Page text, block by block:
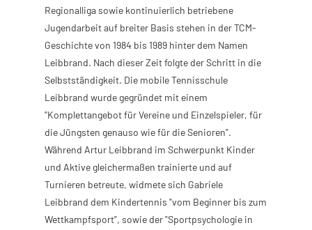
Regionalliga sowie kontinuierlich betriebene
Jugendarbeit auf breiter Basis stehen in der TCM-
Geschichte von 1984 bis 1989 hinter dem Namen
Leibbrand. Nach dieser Zeit folgte der Schritt in die
Selbstständigkeit. Die mobile Tennisschule
Leibbrand wurde gegründet mit einem
"Komplettangebot für Vereine und Einzelspieler, für
die Jüngsten genauso wie für die Senioren".
Während Artur Leibbrand im Schwerpunkt Kinder
und Aktive gleichermaßen trainierte und auf
Turnieren betreute, widmete sich Gabriele
Leibbrand dem Kindertennis "vom Beginner bis zum
Wettkampfsport", sowie der "Sportpsychologie in